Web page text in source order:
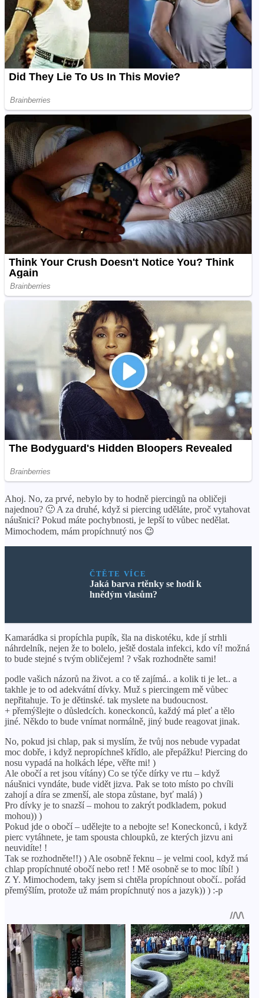
Ahoj. No, za prvé, nebylo by to hodně piercingů na obličeji
najednou? 🙂 A za druhé, když si piercing uděláte, proč vytahovat
náušnici? Pokud máte pochybnosti, je lepší to vůbec nedělat.
Mimochodem, mám propíchnutý nos 😉
ČTĚTE VÍCE
Jaká barva rtěnky se hodí k
hnědým vlasům?
Kamarádka si propíchla pupík, šla na diskotéku, kde jí strhli
náhrdelník, nejen že to bolelo, ještě dostala infekci, kdo ví! možná
to bude stejné s tvým obličejem! ? však rozhodněte sami!
podle vašich názorů na život. a co tě zajímá.. a kolik ti je let.. a
takhle je to od adekvátní dívky. Muž s piercingem mě vůbec
nepřitahuje. To je dětinské. tak myslete na budoucnost.
+ přemýšlejte o důsledcích. koneckonců, každý má pleť a tělo
jiné. Někdo to bude vnímat normálně, jiný bude reagovat jinak.
No, pokud jsi chlap, pak si myslím, že tvůj nos nebude vypadat
moc dobře, i když nepropíchneš křídlo, ale přepážku! Piercing do
nosu vypadá na holkách lépe, věřte mi! )
Ale obočí a ret jsou vítány) Co se týče dírky ve rtu – když
náušnici vyndáte, bude vidět jizva. Pak se toto místo po chvíli
zahojí a díra se zmenší, ale stopa zůstane, byť malá) )
Pro dívky je to snazší – mohou to zakrýt podkladem, pokud
mohou)) )
Pokud jde o obočí – udělejte to a nebojte se! Koneckonců, i když
pierc vytáhnete, je tam spousta chloupků, ze kterých jizvu ani
neuvidíte! !
Tak se rozhodněte!!) ) Ale osobně řeknu – je velmi cool, když má
chlap propíchnuté obočí nebo ret! ! Mě osobně se to moc líbí! )
Z Y. Mimochodem, taky jsem si chtěla propíchnout obočí.. pořád
přemýšlím, protože už mám propíchnutý nos a jazyk)) ) :-p